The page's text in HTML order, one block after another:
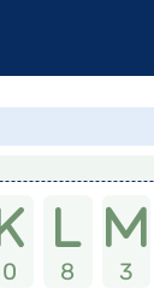
0 8 3